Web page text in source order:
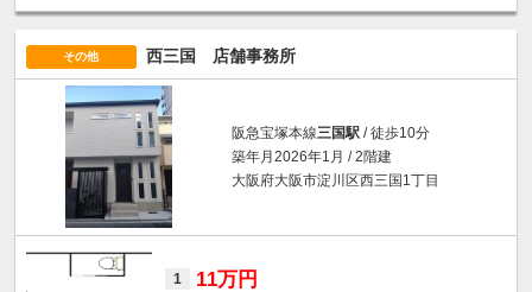
その他 西三国 店舗事務所
阪急宝塚本線三国駅 / 徒歩10分
築年月2026年1月 / 2階建
大阪府大阪市淀川区西三国1丁目
1 11万円